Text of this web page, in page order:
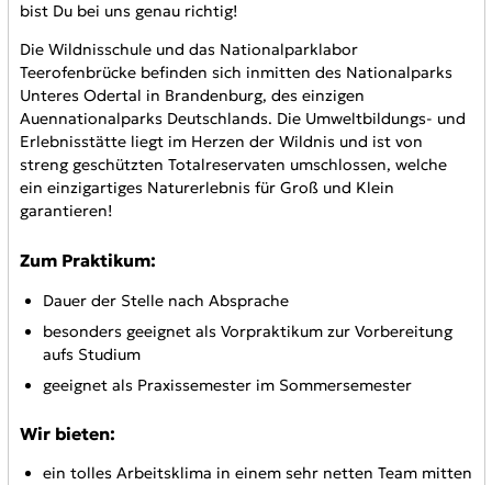
bist Du bei uns genau richtig!
Die Wildnisschule und das Nationalparklabor
Teerofenbrücke befinden sich inmitten des Nationalparks
Unteres Odertal in Brandenburg, des einzigen
Auennationalparks Deutschlands. Die Umweltbildungs- und
Erlebnisstätte liegt im Herzen der Wildnis und ist von
streng geschützten Totalreservaten umschlossen, welche
ein einzigartiges Naturerlebnis für Groß und Klein
garantieren!
Zum Praktikum:
Dauer der Stelle nach Absprache
besonders geeignet als Vorpraktikum zur Vorbereitung
aufs Studium
geeignet als Praxissemester im Sommersemester
Wir bieten:
ein tolles Arbeitsklima in einem sehr netten Team mitten